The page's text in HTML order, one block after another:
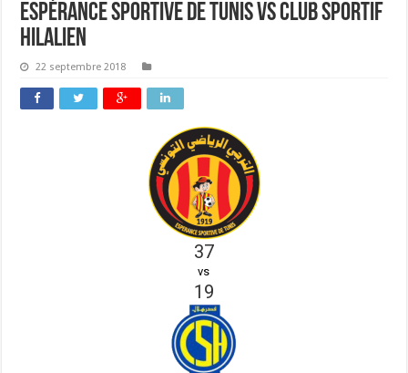
Espérance Sportive de Tunis vs Club Sportif
Hilalien
22 septembre 2018
37
vs
19